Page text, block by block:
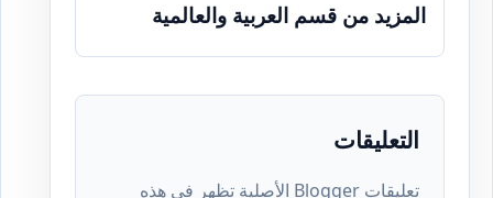
المزيد من قسم العربية والعالمية
التعليقات
تعليقات Blogger الأصلية تظهر في هذه